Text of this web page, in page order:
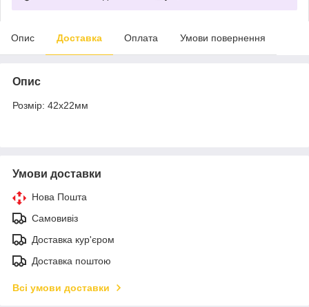
Опис Доставка Оплата Умови повернення
Опис
Розмір: 42х22мм
Умови доставки
Нова Пошта
Самовивіз
Доставка кур'єром
Доставка поштою
Всі умови доставки